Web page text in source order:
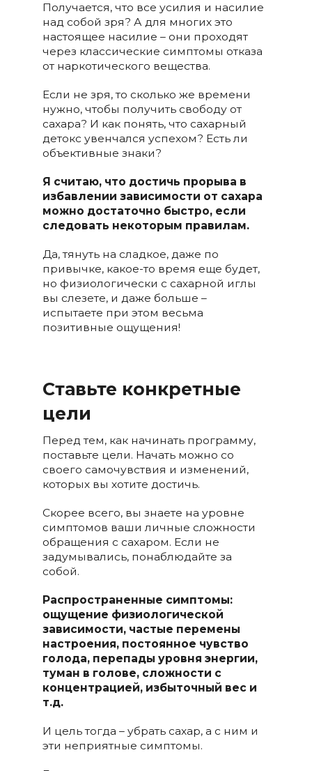
Получается, что все усилия и насилие
над собой зря? А для многих это
настоящее насилие – они проходят
через классические симптомы отказа
от наркотического вещества.
Если не зря, то сколько же времени
нужно, чтобы получить свободу от
сахара? И как понять, что сахарный
детокс увенчался успехом? Есть ли
объективные знаки?
Я считаю, что достичь прорыва в
избавлении зависимости от сахара
можно достаточно быстро, если
следовать некоторым правилам.
Да, тянуть на сладкое, даже по
привычке, какое-то время еще будет,
но физиологически с сахарной иглы
вы слезете, и даже больше –
испытаете при этом весьма
позитивные ощущения!
Ставьте конкретные
цели
Перед тем, как начинать программу,
поставьте цели. Начать можно со
своего самочувствия и изменений,
которых вы хотите достичь.
Скорее всего, вы знаете на уровне
симптомов ваши личные сложности
обращения с сахаром. Если не
задумывались, понаблюдайте за
собой.
Распространенные симптомы:
ощущение физиологической
зависимости, частые перемены
настроения, постоянное чувство
голода, перепады уровня энергии,
туман в голове, сложности с
концентрацией, избыточный вес и
т.д.
И цель тогда – убрать сахар, а с ним и
эти неприятные симптомы.